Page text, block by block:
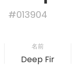
#013904
名前
Deep Fir